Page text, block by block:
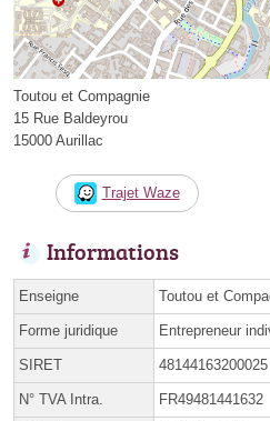
Toutou et Compagnie
15 Rue Baldeyrou
15000 Aurillac
Trajet Waze
Informations
Enseigne Toutou et
Forme juridique Entrepreneur
SIRET 48144163200025
N° TVA Intra. FR49481441632